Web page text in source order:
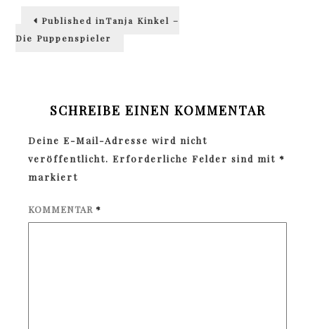
Beitragsnavigation
Published inTanja Kinkel –
Die Puppenspieler
SCHREIBE EINEN KOMMENTAR
Deine E-Mail-Adresse wird nicht
veröffentlicht. Erforderliche Felder sind mit *
markiert
KOMMENTAR *